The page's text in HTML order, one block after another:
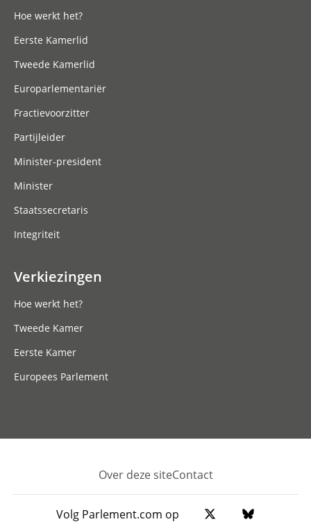
Hoe werkt het?
Eerste Kamerlid
Tweede Kamerlid
Europarlementariër
Fractievoorzitter
Partijleider
Minister-president
Minister
Staatssecretaris
Integriteit
Verkiezingen
Hoe werkt het?
Tweede Kamer
Eerste Kamer
Europees Parlement
Footer
Over deze siteContact
Volg Parlement.com op